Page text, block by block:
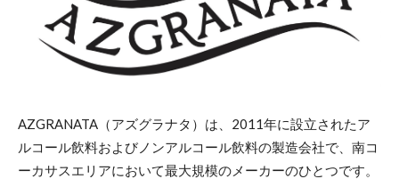
AZGRANATA（アズグラナタ）は、2011年に設立されたア
ルコール飲料およびノンアルコール飲料の製造会社で、南コ
ーカサスエリアにおいて最大規模のメーカーのひとつです。